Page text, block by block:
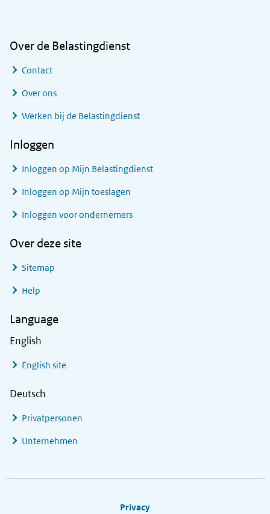
Over de Belastingdienst
Contact
Over ons
Werken bij de Belastingdienst
Inloggen
Inloggen op Mijn Belastingdienst
Inloggen op Mijn toeslagen
Inloggen voor ondernemers
Over deze site
Sitemap
Help
Language
English
English site
Deutsch
Privatpersonen
Unternehmen
Privacy